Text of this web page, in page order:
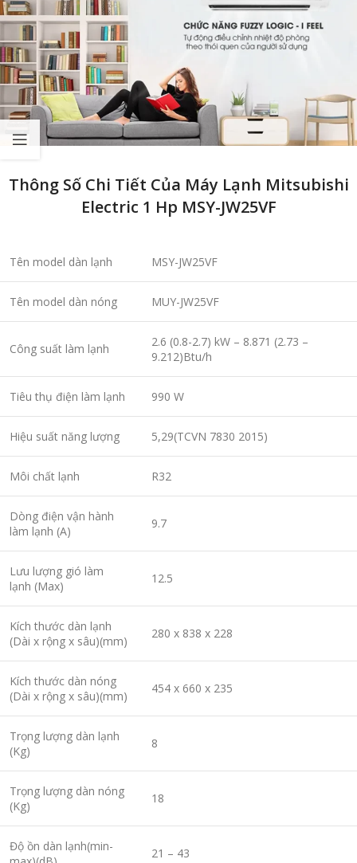
Thông Số Chi Tiết Của Máy Lạnh Mitsubishi
Electric 1 Hp MSY-JW25VF
Tên model dàn lạnh MSY-JW25VF
Tên model dàn nóng MUY-JW25VF
Công suất làm lạnh
2.6 (0.8-2.7) kW – 8.871 (2.73 –
9.212)Btu/h
Tiêu thụ điện làm lạnh 990 W
Hiệu suất năng lượng 5,29(TCVN 7830 2015)
Môi chất lạnh R32
Dòng điện vận hành
làm lạnh (A)
9.7
Lưu lượng gió làm
lạnh (Max)
12.5
Kích thước dàn lạnh
(Dài x rộng x sâu)(mm)
280 x 838 x 228
Kích thước dàn nóng
(Dài x rộng x sâu)(mm)
454 x 660 x 235
Trọng lượng dàn lạnh
(Kg)
8
Trọng lượng dàn nóng
(Kg)
18
Độ ồn dàn lạnh(min-
21 – 43